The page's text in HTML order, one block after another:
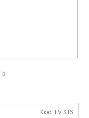
Kód: EV S16